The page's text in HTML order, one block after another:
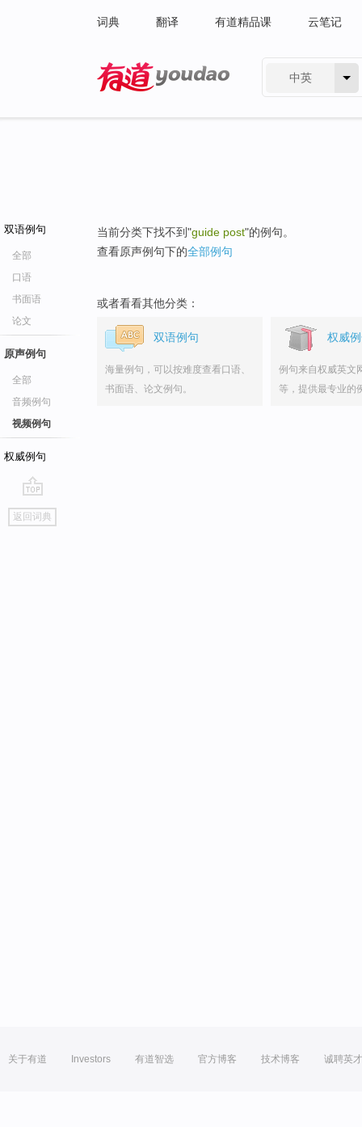
词典 翻译 有道精品课 云笔记
中英
双语例句
全部
口语
书面语
论文
原声例句
全部
音频例句
视频例句
权威例句
go
top
返回词典
当前分类下找不到"guide post"的例句。
查看原声例句下的全部例句
或者看看其他分类：
双语例句
海量例句，可以按难度查看口语、
书面语、论文例句。
权威
例句来自权威英文
等，提供最专业的
关于有道 Investors 有道智选 官方博客 技术博客 诚聘英才